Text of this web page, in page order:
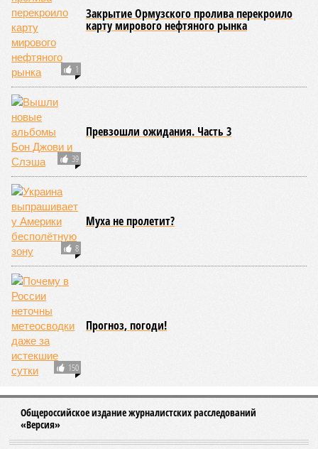
1
Закрытие Ормузского пролива перекроило
карту мирового нефтяного рынка
39
Превзошли ожидания. Часть 3
8
Муха не пролетит?
150
Прогноз, погоди!
Общероссийское издание журналистских расследований
«Версия»